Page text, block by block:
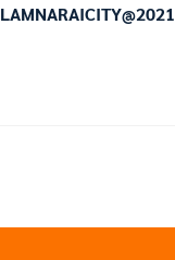
LAMNARAICITY@2021